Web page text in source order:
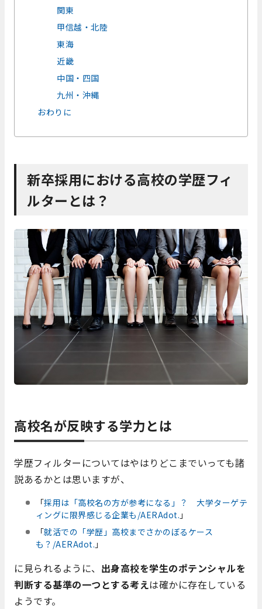
関東
甲信越・北陸
東海
近畿
中国・四国
九州・沖縄
おわりに
新卒採用における高校の学歴フィ
ルターとは？
高校名が反映する学力とは
学歴フィルターについてはやはりどこまでいっても諸
説あるかとは思いますが、
「採用は「高校名の方が参考になる」？ 大学ターゲテ
ィングに限界感じる企業も/AERAdot. 」
「就活での「学歴」高校までさかのぼるケース
も？/AERAdot. 」
に見られるように、 出身高校を学生のポテンシャルを
判断する基準の一つとする考えは確かに存在している
ようです。